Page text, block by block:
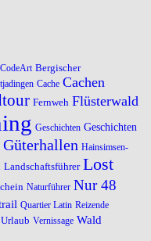
Bergischer
Cache Cachen
Fernweh Flüsterwald
Geschichten Geschichten
Güterhallen Hainsimsen-
Landschaftsführer Lost
Naturführer Nur 48
Quartier Latin Reizende
Urlaub Vernissage Wald